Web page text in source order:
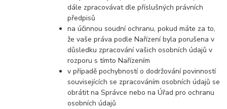
dále zpracovávat dle příslušných právních
předpisů
na účinnou soudní ochranu, pokud máte za to,
že vaše práva podle Nařízení byla porušena v
důsledku zpracování vašich osobních údajů v
rozporu s tímto Nařízením
v případě pochybností o dodržování povinností
souvisejících se zpracováním osobních údajů se
obrátit na Správce nebo na Úřad pro ochranu
osobních údajů